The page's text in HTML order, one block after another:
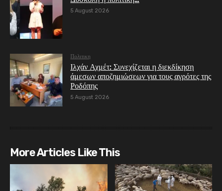
5 August 2026
Πολιτικη
Ιλχάν Αχμέτ: Συνεχίζεται η διεκδίκηση
άμεσων αποζημιώσεων για τους αγρότες της
Ροδόπης
5 August 2026
More Articles Like This